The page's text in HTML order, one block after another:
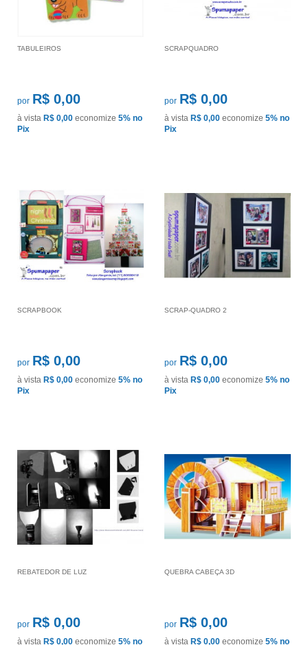
TABULEIROS
por R$ 0,00
à vista R$ 0,00 economize 5% no
Pix
SCRAPQUADRO
por R$ 0,00
à vista R$ 0,00 economize 5% no
Pix
SCRAPBOOK
por R$ 0,00
à vista R$ 0,00 economize 5% no
Pix
SCRAP-QUADRO 2
por R$ 0,00
à vista R$ 0,00 economize 5% no
Pix
REBATEDOR DE LUZ
por R$ 0,00
à vista R$ 0,00 economize 5% no
QUEBRA CABEÇA 3D
por R$ 0,00
à vista R$ 0,00 economize 5% no